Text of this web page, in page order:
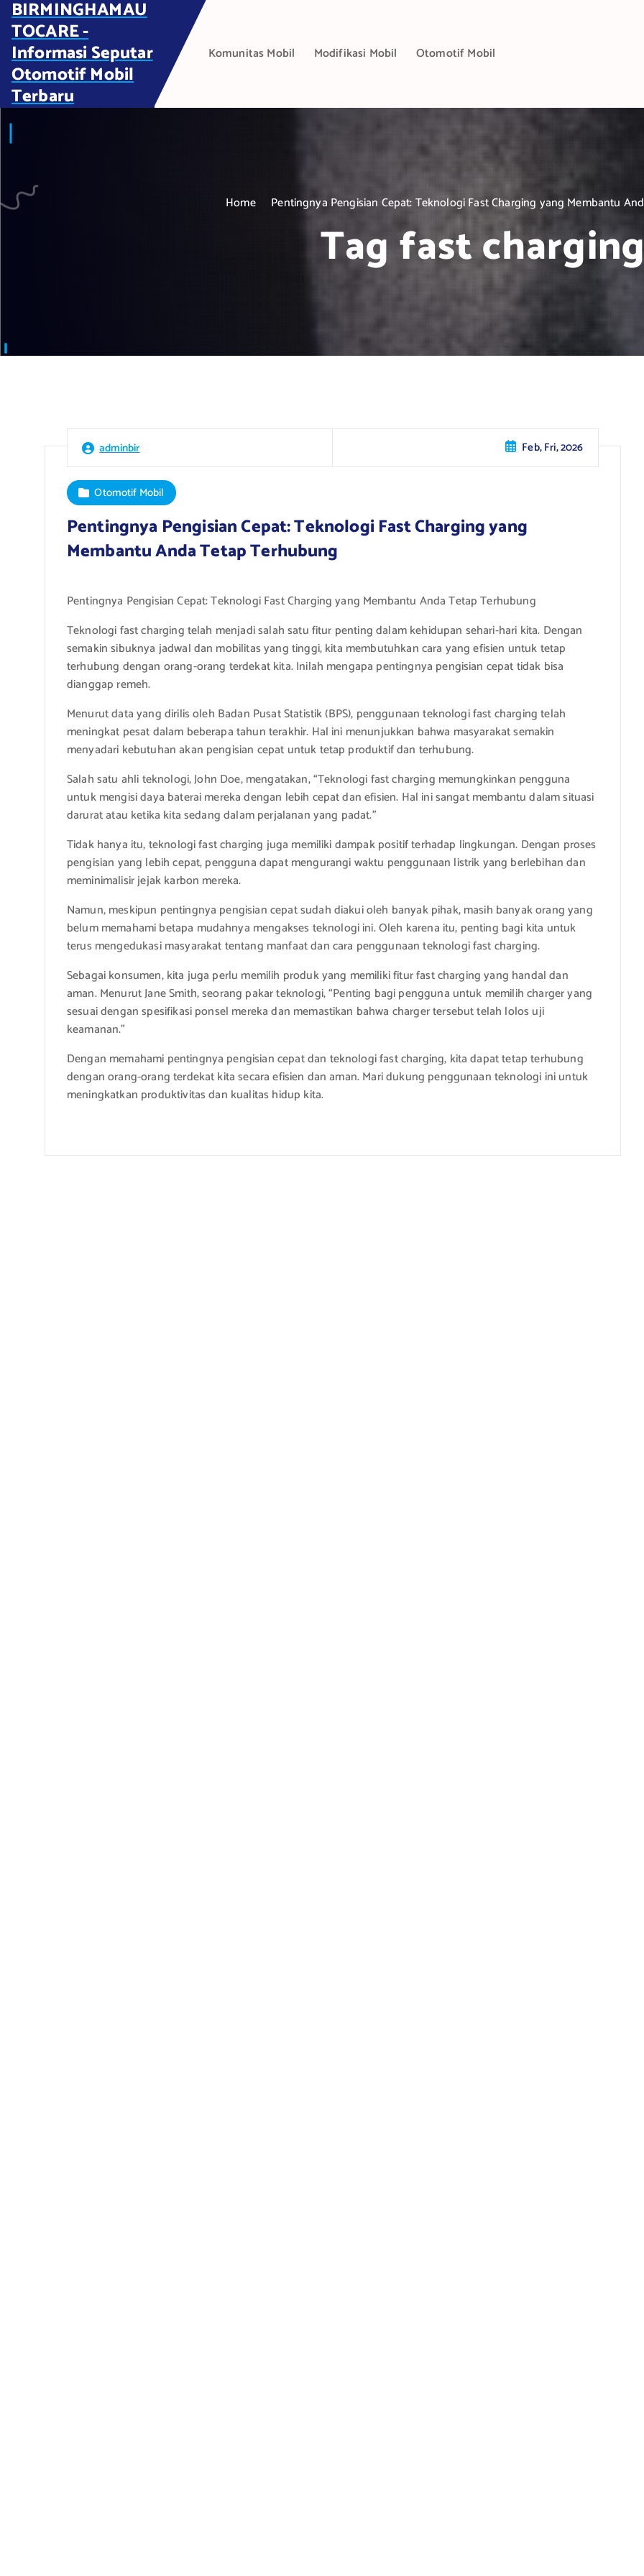
n
BIRMINGHAMAU
TOCARE -
Informasi Seputar
Otomotif Mobil
Terbaru
Komunitas Mobil Modifikasi Mobil Otomotif Mobil
Home Pentingnya Pengisian Cepat: Teknologi Fast Charging yang Membantu
Tag fast
adminbir Feb, Fri, 2026
Otomotif Mobil
Pentingnya Pengisian Cepat: Teknologi Fast Charging yang
Membantu Anda Tetap Terhubung
Pentingnya Pengisian Cepat: Teknologi Fast Charging yang Membantu Anda Tetap Terhubung
Teknologi fast charging telah menjadi salah satu fitur penting dalam kehidupan sehari-hari kita. Dengan
semakin sibuknya jadwal dan mobilitas yang tinggi, kita membutuhkan cara yang efisien untuk tetap
terhubung dengan orang-orang terdekat kita. Inilah mengapa pentingnya pengisian cepat tidak bisa
dianggap remeh.
Menurut data yang dirilis oleh Badan Pusat Statistik (BPS), penggunaan teknologi fast charging telah
meningkat pesat dalam beberapa tahun terakhir. Hal ini menunjukkan bahwa masyarakat semakin
menyadari kebutuhan akan pengisian cepat untuk tetap produktif dan terhubung.
Salah satu ahli teknologi, John Doe, mengatakan, “Teknologi fast charging memungkinkan pengguna
untuk mengisi daya baterai mereka dengan lebih cepat dan efisien. Hal ini sangat membantu dalam situasi
darurat atau ketika kita sedang dalam perjalanan yang padat.”
Tidak hanya itu, teknologi fast charging juga memiliki dampak positif terhadap lingkungan. Dengan proses
pengisian yang lebih cepat, pengguna dapat mengurangi waktu penggunaan listrik yang berlebihan dan
meminimalisir jejak karbon mereka.
Namun, meskipun pentingnya pengisian cepat sudah diakui oleh banyak pihak, masih banyak orang yang
belum memahami betapa mudahnya mengakses teknologi ini. Oleh karena itu, penting bagi kita untuk
terus mengedukasi masyarakat tentang manfaat dan cara penggunaan teknologi fast charging.
Sebagai konsumen, kita juga perlu memilih produk yang memiliki fitur fast charging yang handal dan
aman. Menurut Jane Smith, seorang pakar teknologi, “Penting bagi pengguna untuk memilih charger yang
sesuai dengan spesifikasi ponsel mereka dan memastikan bahwa charger tersebut telah lolos uji
keamanan.”
Dengan memahami pentingnya pengisian cepat dan teknologi fast charging, kita dapat tetap terhubung
dengan orang-orang terdekat kita secara efisien dan aman. Mari dukung penggunaan teknologi ini untuk
meningkatkan produktivitas dan kualitas hidup kita.